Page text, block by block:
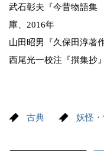
武石彰夫『今昔物語集
庫、2016年
山田昭男『久保田淳著
西尾光一校注『撰集抄
古典 妖怪